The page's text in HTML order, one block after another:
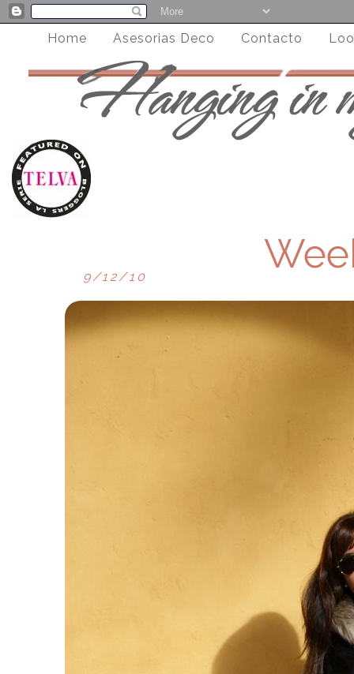
Home Asesorias Deco Contacto
9/12/10